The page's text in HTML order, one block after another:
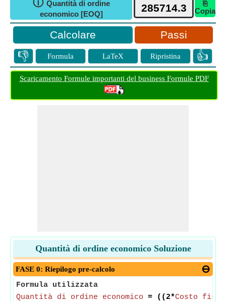
Quantità di ordine
economico [EOQ]
⎘
Copia
Passi
👎 Formula LaTeX Ripristina 👍
Scaricamento Formule importanti del business Formule PDF
Quantità di ordine economico Soluzione
FASE 0: Riepilogo pre-calcolo
Formula utilizzata
Quantità di ordine economico = ((2*Costo